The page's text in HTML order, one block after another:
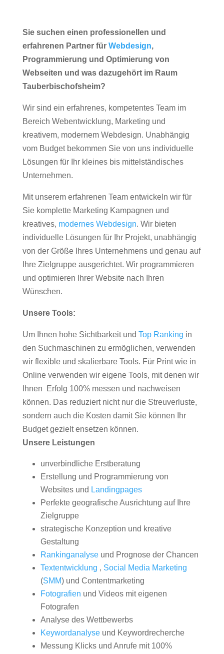
Sie suchen einen professionellen und
erfahrenen Partner für Webdesign,
Programmierung und Optimierung von
Webseiten und was dazugehört im Raum
Tauberbischofsheim?
Wir sind ein erfahrenes, kompetentes Team im
Bereich Webentwicklung, Marketing und
kreativem, modernem Webdesign. Unabhängig
vom Budget bekommen Sie von uns individuelle
Lösungen für Ihr kleines bis mittelständisches
Unternehmen.
Mit unserem erfahrenen Team entwickeln wir für
Sie komplette Marketing Kampagnen und
kreatives, modernes Webdesign. Wir bieten
individuelle Lösungen für Ihr Projekt, unabhängig
von der Größe Ihres Unternehmens und genau auf
Ihre Zielgruppe ausgerichtet. Wir programmieren
und optimieren Ihrer Website nach Ihren
Wünschen.
Unsere Tools:
Um Ihnen hohe Sichtbarkeit und Top Ranking in
den Suchmaschinen zu ermöglichen, verwenden
wir flexible und skalierbare Tools. Für Print wie in
Online verwenden wir eigene Tools, mit denen wir
Ihnen Erfolg 100% messen und nachweisen
können. Das reduziert nicht nur die Streuverluste,
sondern auch die Kosten damit Sie können Ihr
Budget gezielt ensetzen können.
Unsere Leistungen
unverbindliche Erstberatung
Erstellung und Programmierung von
Websites und Landingpages
Perfekte geografische Ausrichtung auf Ihre
Zielgruppe
strategische Konzeption und kreative
Gestaltung
Rankinganalyseund Prognose der Chancen
Textentwicklung , Social Media Marketing
(SMM) und Contentmarketing
Fotografien und Videos mit eigenen
Fotografen
Analyse des Wettbewerbs
Keywordanalyseund Keywordrecherche
Messung Klicks und Anrufe mit 100%